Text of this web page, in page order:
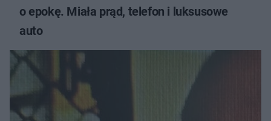
o epokę. Miała prąd, telefon i luksusowe
auto